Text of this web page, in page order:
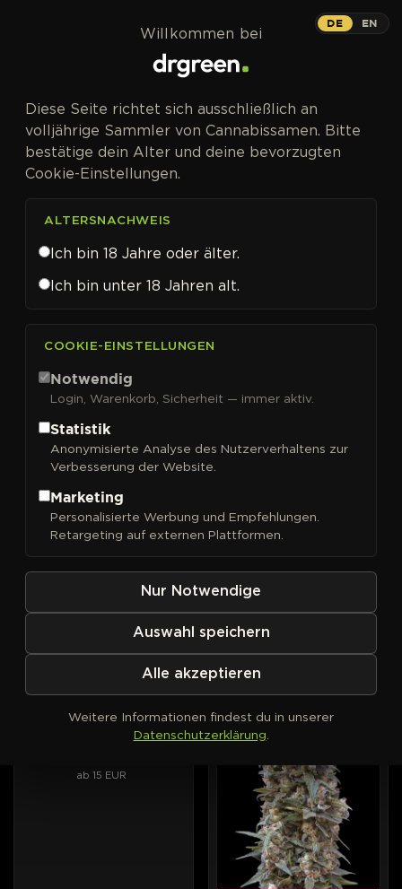
00 Seeds
Sortieren nach
00 Seeds
00 Cheese Auto
gereiftem Käse, im
Automatic-Format.
00 Seeds
00 Cheese
anhaltende Entspannung.
ab 15 EUR
00 Kush Auto
Seeds, jetzt selbstblühend.
ab 15 EUR
DE EN
Willkommen bei
Diese Seite richtet sich ausschließlich an
volljährige Sammler von Cannabissamen. Bitte
bestätige dein Alter und deine bevorzugten
Cookie-Einstellungen.
ALTERSNACHWEIS
Ich bin 18 Jahre oder älter.
Ich bin unter 18 Jahren alt.
COOKIE-EINSTELLUNGEN
Notwendig
Login, Warenkorb, Sicherheit — immer aktiv.
Statistik
Anonymisierte Analyse des Nutzerverhaltens zur
Verbesserung der Website.
Marketing
Personalisierte Werbung und Empfehlungen.
Retargeting auf externen Plattformen.
Nur Notwendige
Auswahl speichern
Alle akzeptieren
Weitere Informationen findest du in unserer
Datenschutzerklärung